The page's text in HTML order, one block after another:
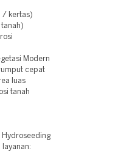
/ kertas)
Modern
cepat
luas
tanah
layanan: